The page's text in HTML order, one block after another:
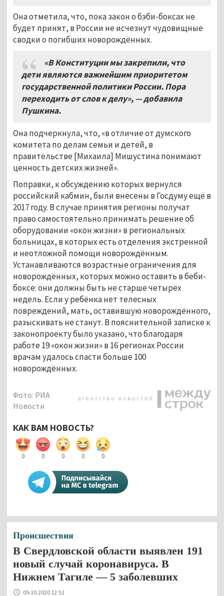
Она отметила, что, пока закон о бэби-боксах не
будет принят, в России не исчезнут чудовищные
сводки о погибших новорождённых.
«В Конституции мы закрепили, что
дети являются важнейшим приоритетом
государственной политики России. Пора
переходить от слов к делу», — добавила
Пушкина.
Она подчеркнула, что, «в отличие от думского
комитета по делам семьи и детей, в
правительстве [Михаила] Мишустина понимают
ценность детских жизней».
Поправки, к обсуждению которых вернулся
российский кабмин, были внесены в Госдуму ещё в
2017 году. В случае принятия регионы получат
право самостоятельно принимать решение об
оборудовании «окон жизни» в региональных
больницах, в которых есть отделения экстренной
и неотложной помощи новорождённым.
Устанавливаются возрастные ограничения для
новорождённых, которых можно оставить в беби-
боксе: они должны быть не старше четырёх
недель. Если у ребёнка нет телесных
повреждений, мать, оставившую новорождённого,
разыскивать не станут. В пояснительной записке к
законопроекту было указано, что благодаря
работе 19 «окон жизни» в 16 регионах России
врачам удалось спасти больше 100
новорождённых.
Фото: РИА
Новости
КАК ВАМ НОВОСТЬ?
0 0 0 0 0
Происшествия
В Свердловской области выявлен 191
новый случай коронавируса. В
Нижнем Тагиле — 5 заболевших
09.10.2020 12:51